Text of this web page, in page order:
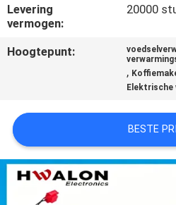
SITEMAP
PRIVACYBELEID
Levering
vermogen:
20000
Hoogtepunt:
,
BESTE